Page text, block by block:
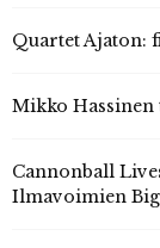
Quartet Ajaton:
Mikko
Cannonball
Ilmavoimien